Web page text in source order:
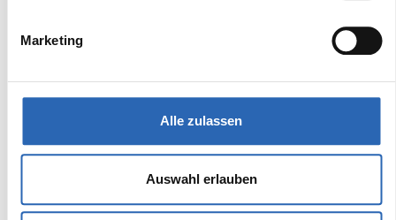
Marketing
Alle zulassen
Auswahl erlauben
Sicherheit
Multimedia